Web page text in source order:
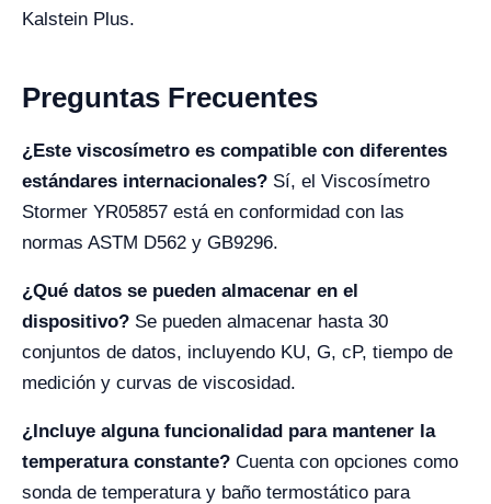
Kalstein Plus.
Preguntas Frecuentes
¿Este viscosímetro es compatible con diferentes
estándares internacionales? Sí, el Viscosímetro
Stormer YR05857 está en conformidad con las
normas ASTM D562 y GB9296.
¿Qué datos se pueden almacenar en el
dispositivo? Se pueden almacenar hasta 30
conjuntos de datos, incluyendo KU, G, cP, tiempo de
medición y curvas de viscosidad.
¿Incluye alguna funcionalidad para mantener la
temperatura constante? Cuenta con opciones como
sonda de temperatura y baño termostático para